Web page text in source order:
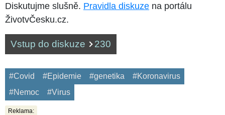
Diskutujme slušně. Pravidla diskuze na portálu
ŽivotvČesku.cz.
Vstup do diskuze 230
#Covid #Epidemie #genetika
#Koronavirus
#Nemoc
#Virus
Reklama: